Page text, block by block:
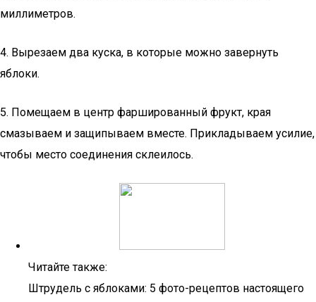
миллиметров.
4. Вырезаем два куска, в которые можно завернуть
яблоки.
5. Помещаем в центр фаршированный фрукт, края
смазываем и защипываем вместе. Прикладываем усилие,
чтобы место соединения склеилось.
Читайте также:
Штрудель с яблоками: 5 фото-рецептов настоящего